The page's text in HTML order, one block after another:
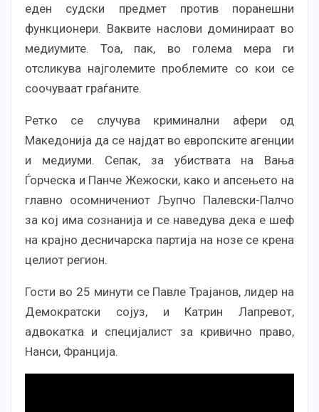
еден судски предмет против поранешни
функционери. Ваквите наслови доминираат во
медиумите. Тоа, пак, во голема мера ги
отсликува најголемите проблемите со кои се
соочуваат граѓаните.
Ретко се случува криминални афери од
Македонија да се најдат во европските агенции
и медиуми. Сепак, за убиствата на Вања
Ѓорческа и Панче Жежоски, како и апсењето на
главно осомничениот Љупчо Палевски-Палчо
за кој има сознанија и се наведува дека е шеф
на крајно десничарска партија на нозе се крена
целиот регион.
Гости во 25 минути се Павле Трајанов, лидер на
Демократски сојуз, и Катрин Лапревот,
адвокатка и специјалист за кривично право,
Нанси, Франција.